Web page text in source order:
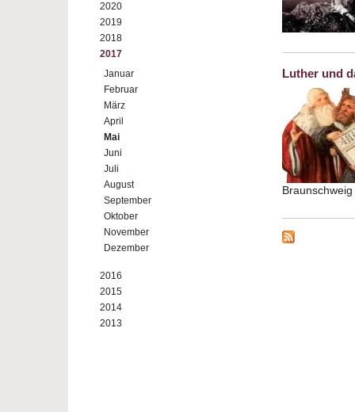
2020
2019
2018
2017
Januar
Februar
März
April
Mai
Juni
Juli
August
September
Oktober
November
Dezember
2016
2015
2014
2013
Luther und
Braunschweig